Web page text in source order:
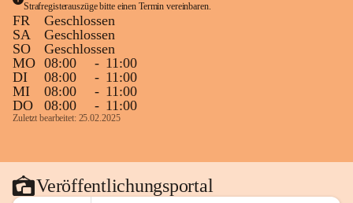
Strafregisterauszüge bitte einen Termin vereinbaren.
FR
Geschlossen
SA
Geschlossen
SO
Geschlossen
MO 08:00 - 11:00
DI
08:00 - 11:00
MI
08:00 - 11:00
DO
08:00 - 11:00
Zuletzt bearbeitet: 25.02.2025
Veröffentlichungsportal